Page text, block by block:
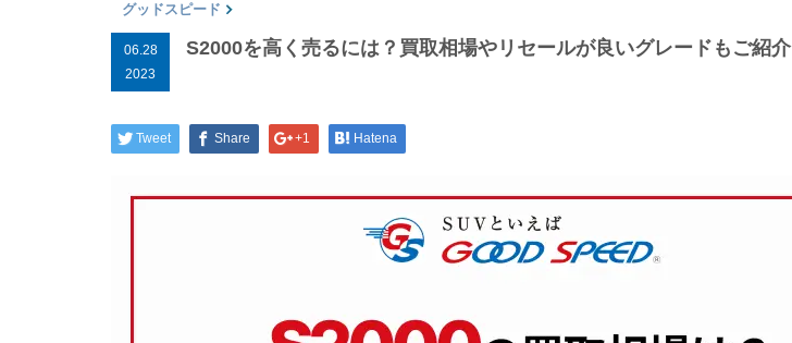
グッドスピード
06.28
2023
S2000を高く売るには？買取相場やリセールが良いグレードもご紹介
Tweet Share +1 Hatena